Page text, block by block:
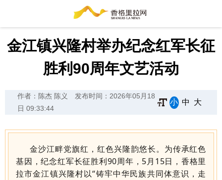
金江镇兴隆村举办纪念红军长征
胜利90周年文艺活动
作者：陈杰 陈义
发布时间：2026年05月18
日 09:33:44
小 中 大
金沙江畔党旗红，红色兴隆韵悠长。 为传承红色
基因，纪念红军长征胜利90周年， 5月15日， 香格里
拉市金江镇兴隆村以“铸牢中华民族共同体意识，走